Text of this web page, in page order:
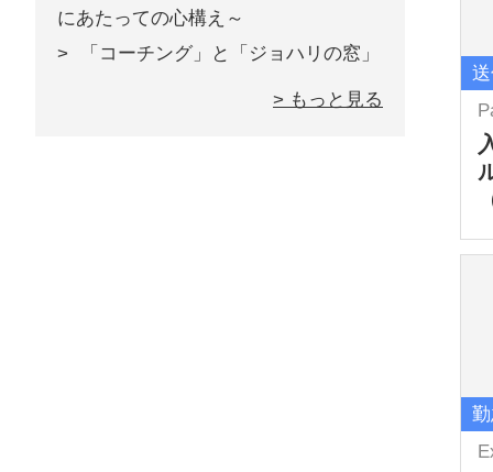
にあたっての心構え～
「コーチング」と「ジョハリの窓」
> もっと見る